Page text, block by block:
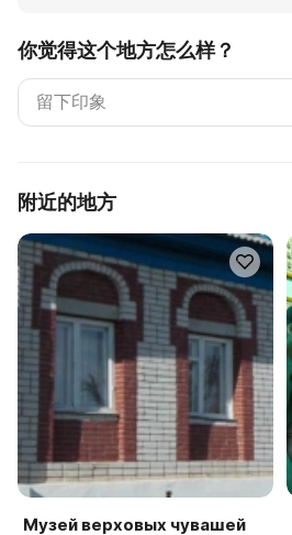
你觉得这个地方怎么样？
附近的地方
Музей верховых чувашей